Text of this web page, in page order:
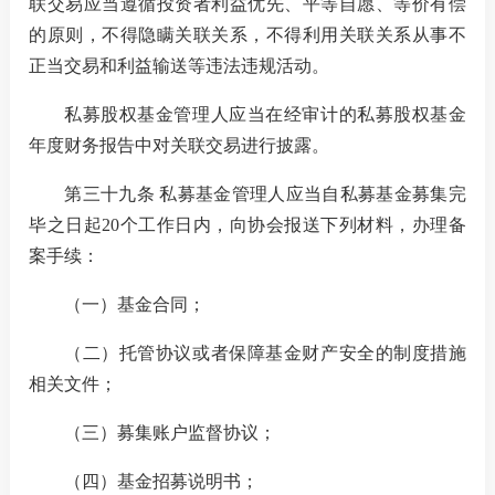
联交易应当遵循投资者利益优先、平等自愿、等价有偿
的原则，不得隐瞒关联关系，不得利用关联关系从事不
正当交易和利益输送等违法违规活动。
私募股权基金管理人应当在经审计的私募股权基金
年度财务报告中对关联交易进行披露。
第三十九条 私募基金管理人应当自私募基金募集完
毕之日起20个工作日内，向协会报送下列材料，办理备
案手续：
（一）基金合同；
（二）托管协议或者保障基金财产安全的制度措施
相关文件；
（三）募集账户监督协议；
（四）基金招募说明书；